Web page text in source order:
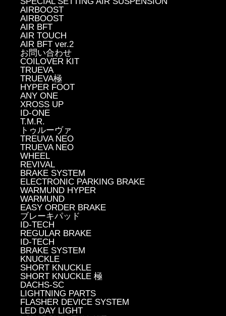
AIRBOOST
AIRBOOST
AIR BFT
AIR TOUCH
AIR BFT ver.2
お問い合わせ
COILOVER KIT
TRUEVA
TRUEVA極
HYPER FOOT
ANY ONE
XROSS UP
ID-ONE
T.M.R.
トゥルーヴァ
TREUVA NEO
TRUEVA NEO
WHEEL
REVIVAL
BRAKE SYSTEM
ELECTRONIC PARKING BRAKE
WARMUND HYPER
WARMUND
EASY ORDER BRAKE
ブレーキパッド
ID-TECH
REGULAR BRAKE
ID-TECH
BRAKE SYSTEM
KNUCKLE
SHORT KNUCKLE
SHORT KNUCKLE 極
DACHS-SC
LIGHTNING PARTS
FLASHER DEVICE SYSTEM
LED DAY LIGHT